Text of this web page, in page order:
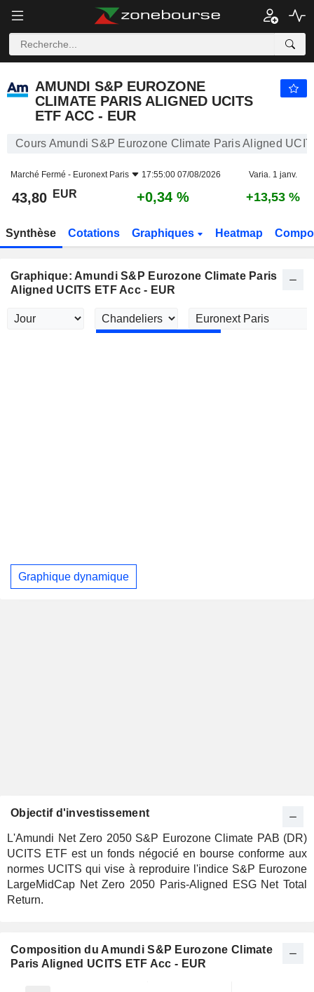
AMUNDI S&P EUROZONE
CLIMATE PARIS ALIGNED UCITS
ETF ACC - EUR
Cours Amundi S&P Eurozone Climate Paris Aligned
Marché Fermé - Euronext Paris 17:55:00 07/08/2026 Varia. 1 janv.
43,80 EUR +0,34 % +13,53 %
Synthèse Cotations Graphiques Heatmap
Graphique: Amundi S&P Eurozone Climate Paris
Aligned UCITS ETF Acc - EUR
Graphique dynamique
Objectif d'investissement
L'Amundi Net Zero 2050 S&P Eurozone Climate PAB (DR)
UCITS ETF est un fonds négocié en bourse conforme aux
normes UCITS qui vise à reproduire l'indice S&P Eurozone
LargeMidCap Net Zero 2050 Paris-Aligned ESG Net Total
Return.
Composition du Amundi S&P Eurozone Climate
Paris Aligned UCITS ETF Acc - EUR